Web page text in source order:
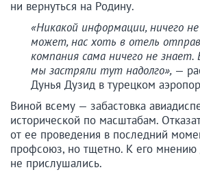
ни вернуться на Родину.
«Никакой информации, ничего
может, нас хоть в отель
компания сама ничего не знает.
мы застряли тут надолго», —
Дунья Дузид в турецком
Виной всему — забастовка
исторической по масштабам.
от ее проведения в последний
профсоюз, но тщетно. К его мнению
не прислушались.